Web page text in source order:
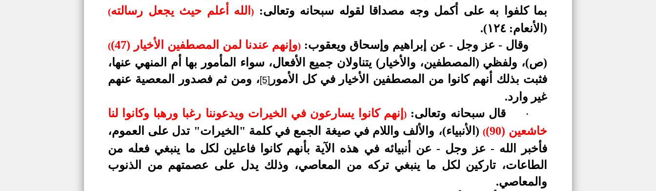
بما كلفوا به على أكمل وجه مصداقا لقوله سبحانه وتعالى:
) الله أعلم حيث يجعل رسالته(
(الأنعام: ١٢٤).
وقال - عز وجل - عن إبراهيم وإسحاق ويعقوب: )وإنهم عندنا لمن المصطفين الأخيار (47) (
(ص)، ولفظي (المصطفين، والأخيار) يتناولان جميع الأفعال، سواء المأمور بها أم المنهي عنها،
فثبت بذلك أنهم كانوا من المصطفين الأخيار في كل الأمور [5]، ومن ثم فصدور المعصية عنهم
غير وارد.
· قال سبحانه وتعالى: )إنهم كانوا يسارعون في الخيرات ويدعوننا رغبا ورهبا وكانوا لنا
خاشعين (90)
( (الأنبياء)، والألف واللام في صيغة الجمع في كلمة "الخيرات" تدل على العموم،
فأخبر الله - عز وجل - عن أنبيائه في هذه الآية بأنهم كانوا فاعلين لكل ما ينبغي فعله من
الطاعات، تاركين لكل ما ينبغي تركه من المعاصي، وذلك يدل على عصمتهم من الذنوب
والمعاصي.